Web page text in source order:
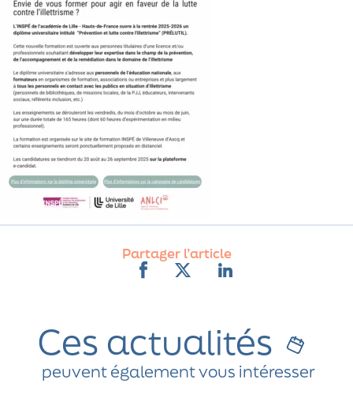
Partager l’article
Ces actualités
peuvent également vous intéresser